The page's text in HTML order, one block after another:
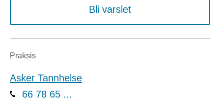
Bli varslet
Praksis
Asker Tannhelse
66 78 65 ...